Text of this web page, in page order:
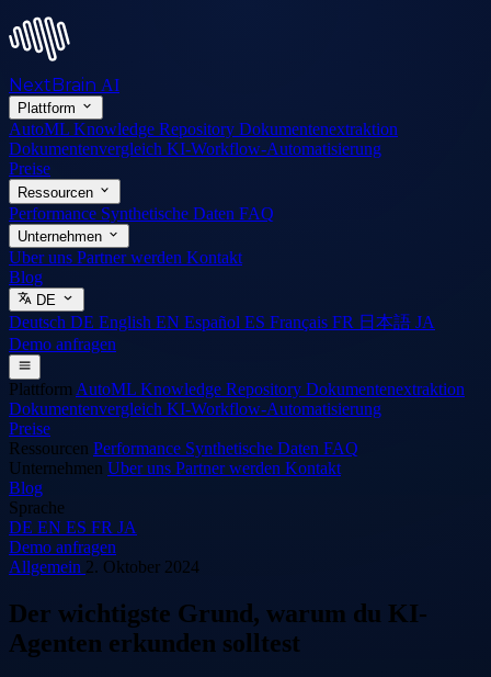
NextBrain AI
Plattform
AutoML Knowledge Repository Dokumentenextraktion
Dokumentenvergleich KI-Workflow-Automatisierung
Preise
Ressourcen
Performance Synthetische Daten FAQ
Unternehmen
Uber uns Partner werden Kontakt
Blog
DE
Deutsch DE English EN Español ES Français FR 日本語 JA
Demo anfragen
Plattform AutoML Knowledge Repository Dokumentenextraktion
Dokumentenvergleich KI-Workflow-Automatisierung
Preise
Ressourcen Performance Synthetische Daten FAQ
Unternehmen Uber uns Partner werden Kontakt
Blog
Sprache
DE EN ES FR JA
Demo anfragen
Allgemein 2. Oktober 2024
Der wichtigste Grund, warum du KI-
Agenten erkunden solltest